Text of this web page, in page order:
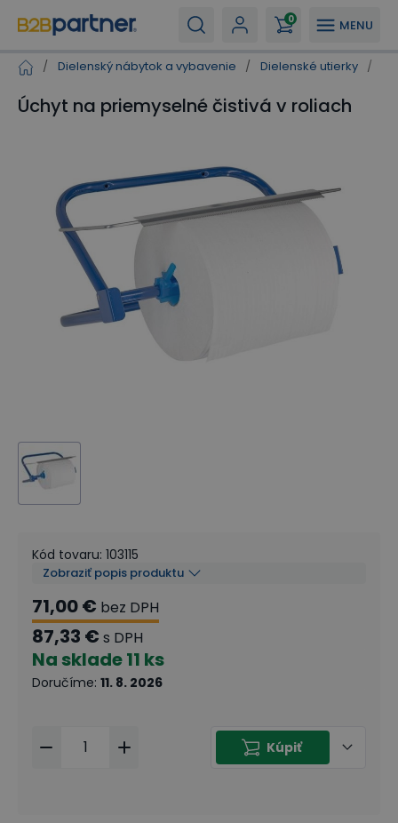
MENU
0
/ Dielenský nábytok a vybavenie / Dielenské utierky /
Úchyt na priemyselné čistivá v roliach
Kód tovaru: 103115
Zobraziť popis produktu
71,00 € bez DPH
87,33 € s DPH
Na sklade11 ks
Doručíme: 11. 8. 2026
Kúpiť